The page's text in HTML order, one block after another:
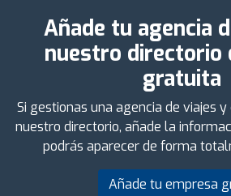
Añade tu agencia
nuestro directorio
gratuita
Si gestionas una agencia de viajes
nuestro directorio, añade la
podrás aparecer de forma
Añade tu empresa